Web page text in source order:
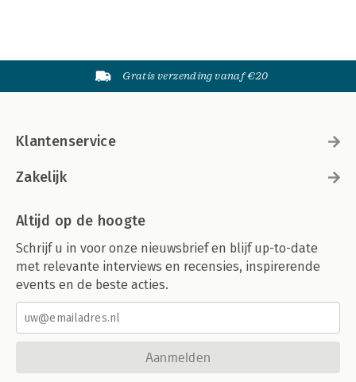
Gratis verzending vanaf €20
Klantenservice
Zakelijk
Altijd op de hoogte
Schrijf u in voor onze nieuwsbrief en blijf up-to-date
met relevante interviews en recensies, inspirerende
events en de beste acties.
Aanmelden